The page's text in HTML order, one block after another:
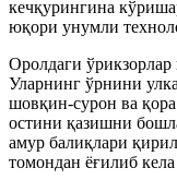
кечқурингина
юқори унумли
Оролдаги ўрикзорлар
Уларнинг ўрнини
шовқин-сурон ва
остини қазишни
амур балиқлари
томондан ёғилиб